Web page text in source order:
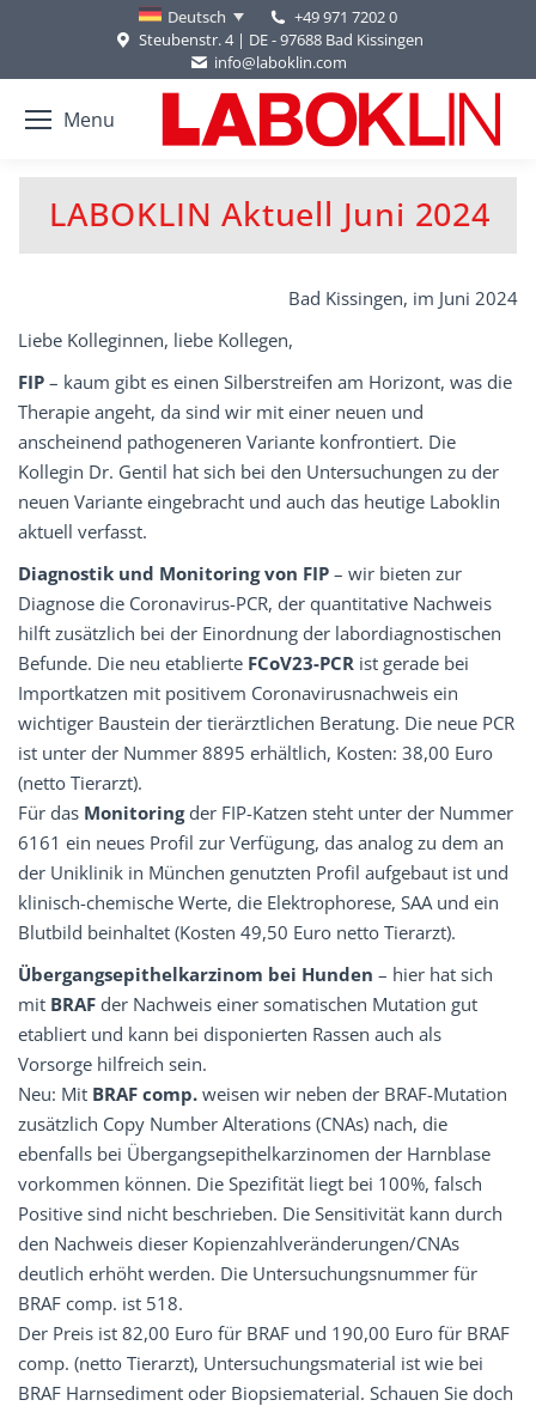
Deutsch
+49 971 7202 0
Steubenstr. 4 | DE - 97688 Bad Kissingen
info@laboklin.com
Menu
LABOKLIN Aktuell Juni 2024
Bad Kissingen, im Juni 2024
Liebe Kolleginnen, liebe Kollegen,
FIP – kaum gibt es einen Silberstreifen am Horizont, was die
Therapie angeht, da sind wir mit einer neuen und
anscheinend pathogeneren Variante konfrontiert. Die
Kollegin Dr. Gentil hat sich bei den Untersuchungen zu der
neuen Variante eingebracht und auch das heutige Laboklin
aktuell verfasst.
Diagnostik und Monitoring von FIP – wir bieten zur
Diagnose die Coronavirus-PCR, der quantitative Nachweis
hilft zusätzlich bei der Einordnung der labordiagnostischen
Befunde. Die neu etablierte FCoV23-PCR ist gerade bei
Importkatzen mit positivem Coronavirusnachweis ein
wichtiger Baustein der tierärztlichen Beratung. Die neue PCR
ist unter der Nummer 8895 erhältlich, Kosten: 38,00 Euro
(netto Tierarzt).
Für das Monitoring der FIP-Katzen steht unter der Nummer
6161 ein neues Profil zur Verfügung, das analog zu dem an
der Uniklinik in München genutzten Profil aufgebaut ist und
klinisch-chemische Werte, die Elektrophorese, SAA und ein
Blutbild beinhaltet (Kosten 49,50 Euro netto Tierarzt).
Übergangsepithelkarzinom bei Hunden – hier hat sich
mit BRAF der Nachweis einer somatischen Mutation gut
etabliert und kann bei disponierten Rassen auch als
Vorsorge hilfreich sein.
Neu: Mit BRAF comp. weisen wir neben der BRAF-Mutation
zusätzlich Copy Number Alterations (CNAs) nach, die
ebenfalls bei Übergangsepithelkarzinomen der Harnblase
vorkommen können. Die Spezifität liegt bei 100%, falsch
Positive sind nicht beschrieben. Die Sensitivität kann durch
den Nachweis dieser Kopienzahlveränderungen/CNAs
deutlich erhöht werden. Die Untersuchungsnummer für
BRAF comp. ist 518.
Der Preis ist 82,00 Euro für BRAF und 190,00 Euro für BRAF
comp. (netto Tierarzt), Untersuchungsmaterial ist wie bei
BRAF Harnsediment oder Biopsiematerial. Schauen Sie doch